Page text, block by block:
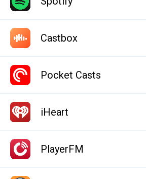
Castbox
Pocket Casts
iHeart
PlayerFM